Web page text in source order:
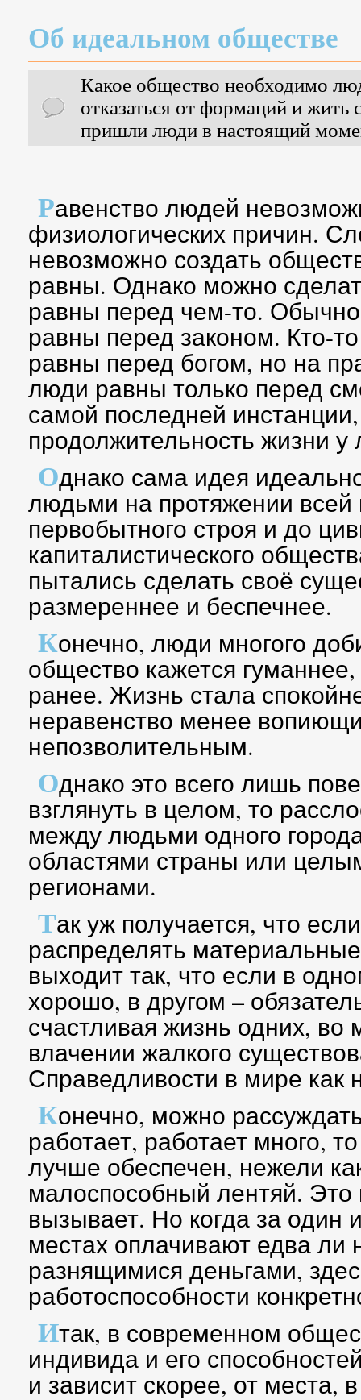
Об идеальном обществе
Какое общество необходимо
отказаться от формаций и
пришли люди в настоящий
Равенство людей
физиологических причин.
невозможно создать
равны. Однако можно
равны перед чем-то.
равны перед законом. Кто-
равны перед богом, но на
люди равны только перед
самой последней
продолжительность жизни
Однако сама идея
людьми на протяжении всей
первобытного строя и до
капиталистического
пытались сделать своё
размереннее и беспечнее.
Конечно, люди многого
общество кажется
ранее. Жизнь стала
неравенство менее
непозволительным.
Однако это всего лишь
взглянуть в целом, то
между людьми одного
областями страны или
регионами.
Так уж получается, что
распределять
выходит так, что если в
хорошо, в другом –
счастливая жизнь одних, во
влачении жалкого
Справедливости в мире как
Конечно, можно
работает, работает много,
лучше обеспечен, нежели
малоспособный лентяй. Это
вызывает. Но когда за один
местах оплачивают едва ли
разнящимися деньгами,
работоспособности
Итак, в современном
индивида и его
и зависит скорее, от места,